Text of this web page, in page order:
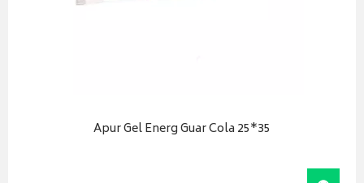
Apur Gel Energ Guar Cola 25*35